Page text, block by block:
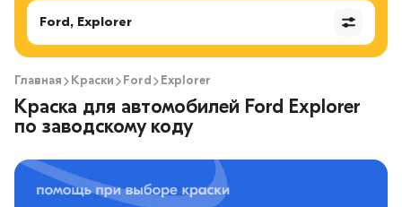
Ford, Explorer
Главная Краски Ford Explorer
Краска для автомобилей Ford Explorer
по заводскому коду